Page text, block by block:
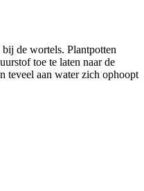
de wortels. Plantpotten
toe te laten naar de
teveel aan water zich ophoopt